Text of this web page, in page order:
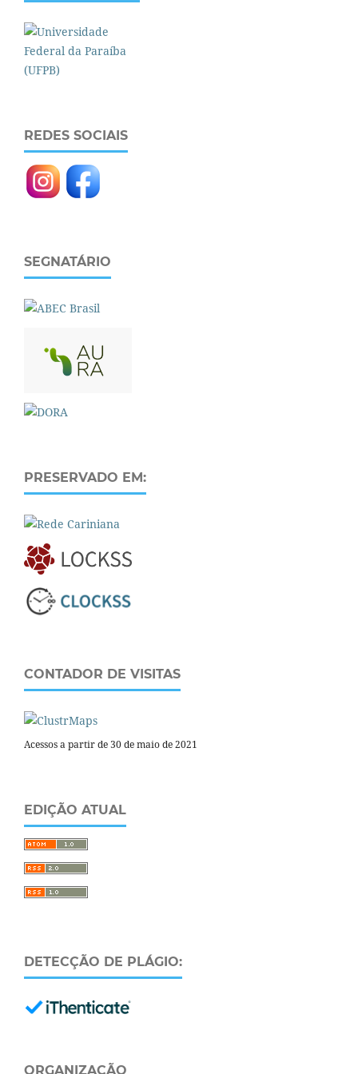
REDES SOCIAIS
SEGNATÁRIO
PRESERVADO EM:
CONTADOR DE VISITAS
Acessos a partir de 30 de maio de 2021
EDIÇÃO ATUAL
DETECÇÃO DE PLÁGIO:
ORGANIZAÇÃO